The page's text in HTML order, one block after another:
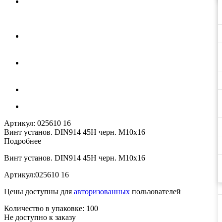
Артикул: 025610 16
Винт установ. DIN914 45Н черн. М10х16
Подробнее
Винт установ. DIN914 45Н черн. М10х16
Артикул:025610 16
Цены доступны для авторизованных пользователей
Количество в упаковке: 100
Не доступно к заказу